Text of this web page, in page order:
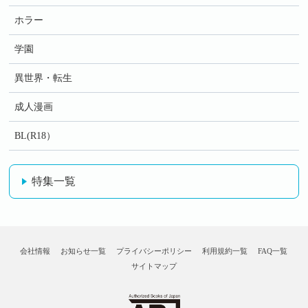
ホラー
学園
異世界・転生
成人漫画
BL(R18）
特集一覧
会社情報 お知らせ一覧 プライバシーポリシー 利用規約一覧
FAQ一覧
サイトマップ